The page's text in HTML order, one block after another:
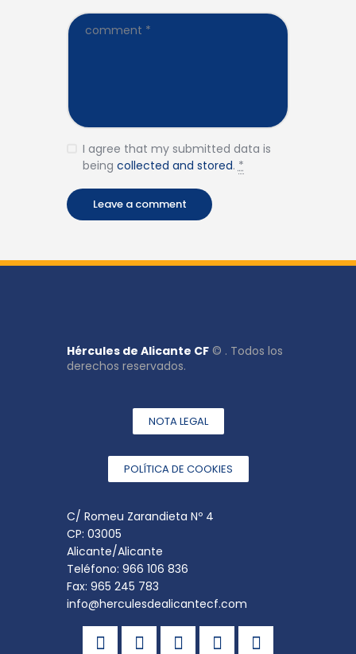
I agree that my submitted data is
being collected and stored. *
Hércules de Alicante CF © . Todos los
derechos reservados.
NOTA LEGAL
POLÍTICA DE COOKIES
C/ Romeu Zarandieta Nº 4
CP: 03005
Alicante/Alicante
Teléfono: 966 106 836
Fax: 965 245 783
info@herculesdealicantecf.com